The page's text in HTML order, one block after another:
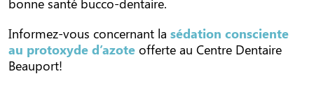
bonne santé bucco-dentaire.
Informez-vous concernant la sédation consciente
au protoxyde d’azote offerte au Centre Dentaire
Beauport!